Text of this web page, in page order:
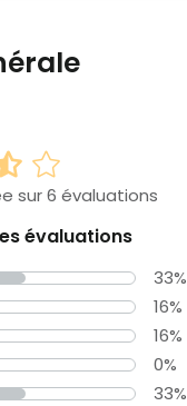
sur 6 évaluations
évaluations
33%
16%
16%
0%
33%